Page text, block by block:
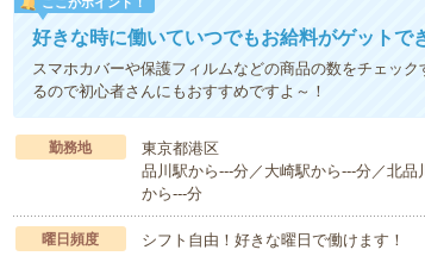
好きな時に働いていつでもお給料がゲットで
スマホカバーや保護フィルムなどの商品の数をチェッ
るので初心者さんにもおすすめですよ～！
勤務地
東京都港区
品川駅から---分／大崎駅から---分／北
から---分
曜日頻度 シフト自由！好きな曜日で働けます！